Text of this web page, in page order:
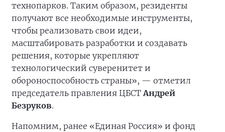
технопарков. Таким образом, резиденты
получают все необходимые инструменты,
чтобы реализовать свои идеи,
масштабировать разработки и создавать
решения, которые укрепляют
технологический суверенитет и
обороноспособность страны», — отметил
председатель правления ЦБСТАндрей
Безруков.
Напомним, ранее «Единая Россия» и фонд